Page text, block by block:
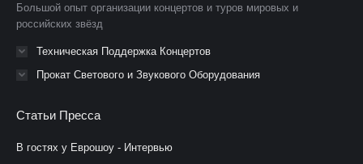
окне окне окне
Большой опыт организации концертов и туров мировых и
российских звёзд
Техническая Поддержка Концертов
Прокат Светового и Звукового Оборудования
Статьи Пресса
В гостях у Еврошоу - Интервью